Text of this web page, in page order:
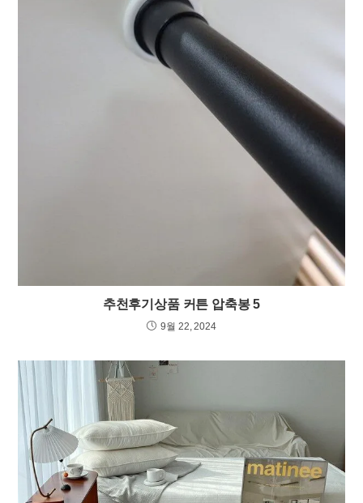
추천후기상품 커튼 압축봉 5
9월 22, 2024